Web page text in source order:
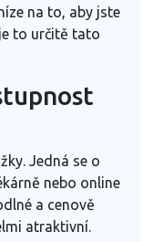
na to, aby jste
to určitě tato
Jedná se o
nebo online
a cenově
atraktivní.